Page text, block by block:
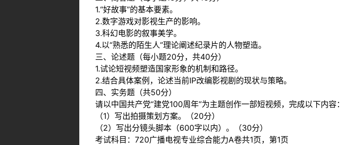
1.“好故事”的基本要素。
2.数字游戏对影视生产的影响。
3.科幻电影的叙事美学。
4.以“熟悉的陌生人”理论阐述纪录片的人物塑造。
三、论述题（每小题20分，共40分）
1.试论短视频塑造国家形象的机制和路径。
2.结合具体案例，论述当前IP改编影视剧的现状与策略。
四、实务题（共50分）
请以中国共产党“建党100周年”为主题创作一部短视频，完成以下内容：
（1）写出拍摄策划方案。（20分）
（2）写出分镜头脚本（600字以内）。（30分）
考试科目：720广播电视专业综合能力A卷共1页，第1页